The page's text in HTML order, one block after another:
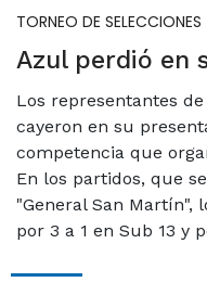
TORNEO DE SELECCIONES
Azul perdió en
Los representantes
cayeron en su
competencia que
En los partidos, que
"General San Martín",
por 3 a 1 en Sub 13 y